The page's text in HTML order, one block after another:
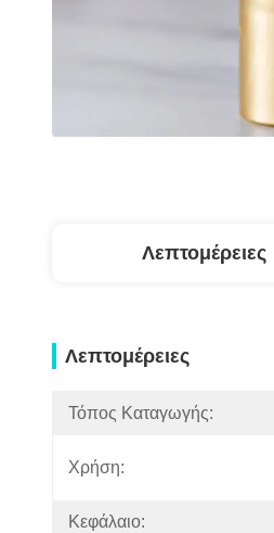
Λεπτομέρειες
Λεπτομέρειες
Τόπος Καταγωγής:
Χρήση:
Κεφάλαιο: